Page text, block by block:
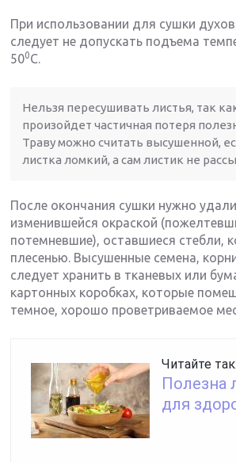
При использовании для сушки
следует не допускать подъема
500С.
Нельзя пересушивать листья, так
произойдет частичная потеря
Траву можно считать высушенной,
листка ломкий, а сам листик не
После окончания сушки нужно
изменившейся окраской
потемневшие), оставшиеся стебли,
плесенью. Высушенные семена,
следует хранить в тканевых или
картонных коробках, которые
темное, хорошо проветриваемое
Читайте
Полезна
для